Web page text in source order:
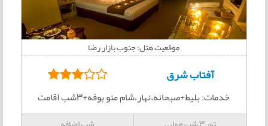
موقعیت هتل: جنوب بازار رضا
آفتاب شرق
خدمات: بلیط+صبحانه،نهار،شام منو بوفه+3شب اقامت